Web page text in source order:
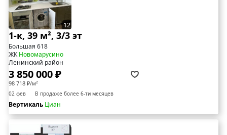
12
1-к, 39 м², 3/3 эт
Большая 618
ЖКНовомарусино
Ленинский район
3 850 000 ₽
98 718 ₽/м²
02 фев В продаже более 6-ти месяцев
Вертикаль Циан